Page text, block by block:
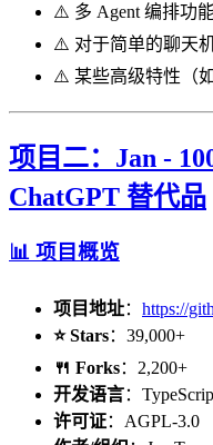
⚠️ 多 Agent 编排功
⚠️ 对于简单的聊天
⚠️ 某些高级特性（
项目二：Jan -
ChatGPT 替代品
📊 项目概览
项目地址： https://
⭐ Stars：39,000+
🍴 Forks：2,200+
开发语言：
许可证：AGPL-3.0